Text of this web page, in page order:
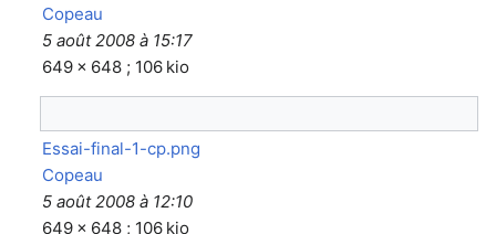
Copeau
5 août 2008 à 15:17
649 × 648 ; 106 kio
Essai-final-1-cp.png
Copeau
5 août 2008 à 12:10
649 × 648 ; 106 kio